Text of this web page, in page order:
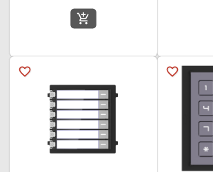
add_shopping_cart
favorite_border
favorite_border